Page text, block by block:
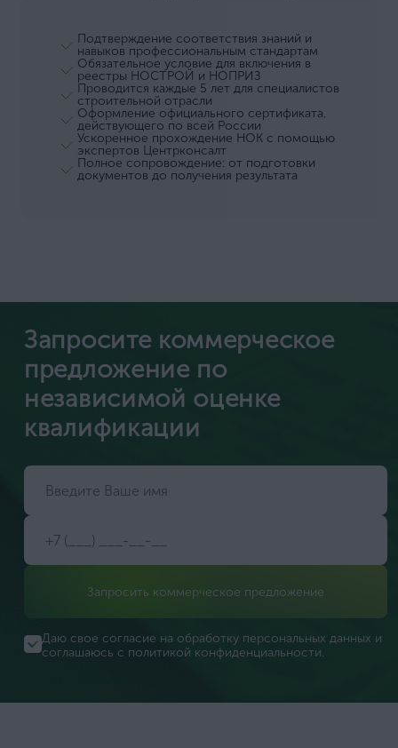
Подтверждение соответствия знаний и
навыков профессиональным стандартам
Обязательное условие для включения в
реестры НОСТРОЙ и НОПРИЗ
Проводится каждые 5 лет для специалистов
строительной отрасли
Оформление официального сертификата,
действующего по всей России
Ускоренное прохождение НОК с помощью
экспертов Центрконсалт
Полное сопровождение: от подготовки
документов до получения результата
Запросите коммерческое
предложение по
независимой оценке
квалификации
Запросить коммерческое предложение
Даю свое согласие на обработку персональных данных и
соглашаюсь с политикой конфиденциальности.